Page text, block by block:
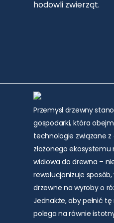
hodowli zwierząt.
Przemysł drzewny
gospodarki, która
technologie związane
złożonego ekosystemu
widiowa do drewna –
rewolucjonizuje
drzewne na wyroby o
Jednakże, aby pełnić
polega na równie